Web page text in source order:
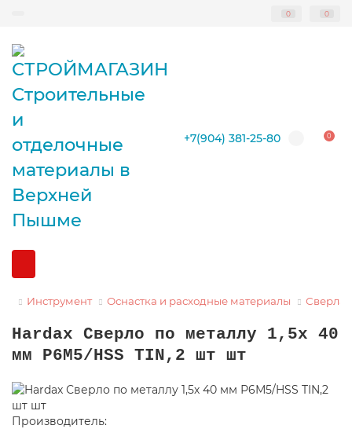
0 0
+7(904) 381-25-80 0
Инструмент Оснастка и расходные материалы Сверла
Hardax Сверло по металлу 1,5х 40
мм Р6М5/HSS TIN,2 шт шт
Производитель: